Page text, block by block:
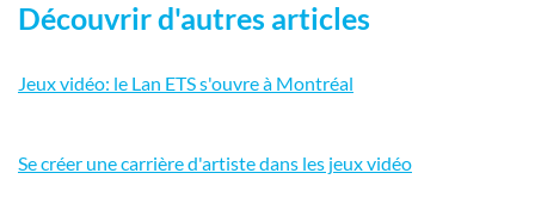
Découvrir d'autres articles
Jeux vidéo: le Lan ETS s'ouvre à Montréal
Se créer une carrière d'artiste dans les jeux vidéo